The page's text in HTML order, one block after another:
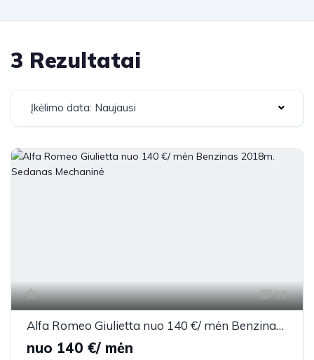
3 Rezultatai
Įkėlimo data: Naujausi
19
Alfa Romeo Giulietta nuo 140 €/ mėn Benzinas 2018m. Sedanas Mechaninė
nuo 140 €/ mėn